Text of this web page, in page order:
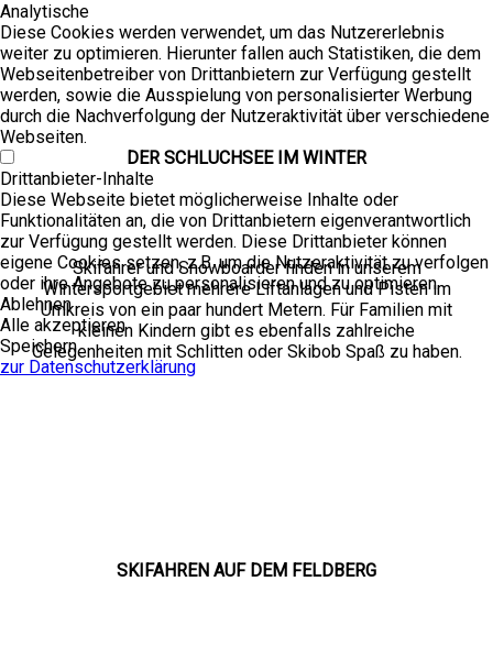
DER SCHLUCH­SEE IM WIN­TER
Skifahrer und Snowboarder finden in unserem
Wintersportgebiet mehrere Liftanlagen und Pisten im
Umkreis von ein paar hundert Metern. Für Familien mit
kleinen Kindern gibt es ebenfalls zahlreiche
Gelegenheiten mit Schlitten oder Skibob Spaß zu haben.
SKIFAHREN AUF DEM FELDBERG
Analytische
Diese Cookies werden verwendet, um das Nutzererlebnis
weiter zu optimieren. Hierunter fallen auch Statistiken, die dem
Webseitenbetreiber von Drittanbietern zur Verfügung gestellt
werden, sowie die Ausspielung von personalisierter Werbung
durch die Nachverfolgung der Nutzeraktivität über verschiedene
Webseiten.
Drittanbieter-Inhalte
Diese Webseite bietet möglicherweise Inhalte oder
Funktionalitäten an, die von Drittanbietern eigenverantwortlich
zur Verfügung gestellt werden. Diese Drittanbieter können
eigene Cookies setzen, z.B. um die Nutzeraktivität zu verfolgen
oder ihre Angebote zu personalisieren und zu optimieren.
Ablehnen
Alle akzeptieren
Speichern
zur Datenschutzerklärung